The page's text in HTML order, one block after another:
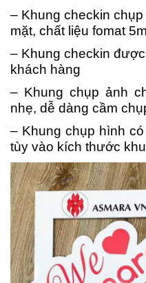
– Khung checkin
mặt, chất liệu fomat
– Khung checkin
khách hàng
– Khung chụp ảnh
nhẹ, dễ dàng cầm
– Khung chụp hình
tùy vào kích thước